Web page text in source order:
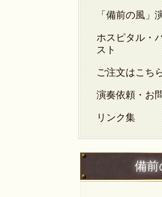
「備前の風」
ホスピタル・
スト
ご注文はこち
演奏依頼・お
リンク集
備前